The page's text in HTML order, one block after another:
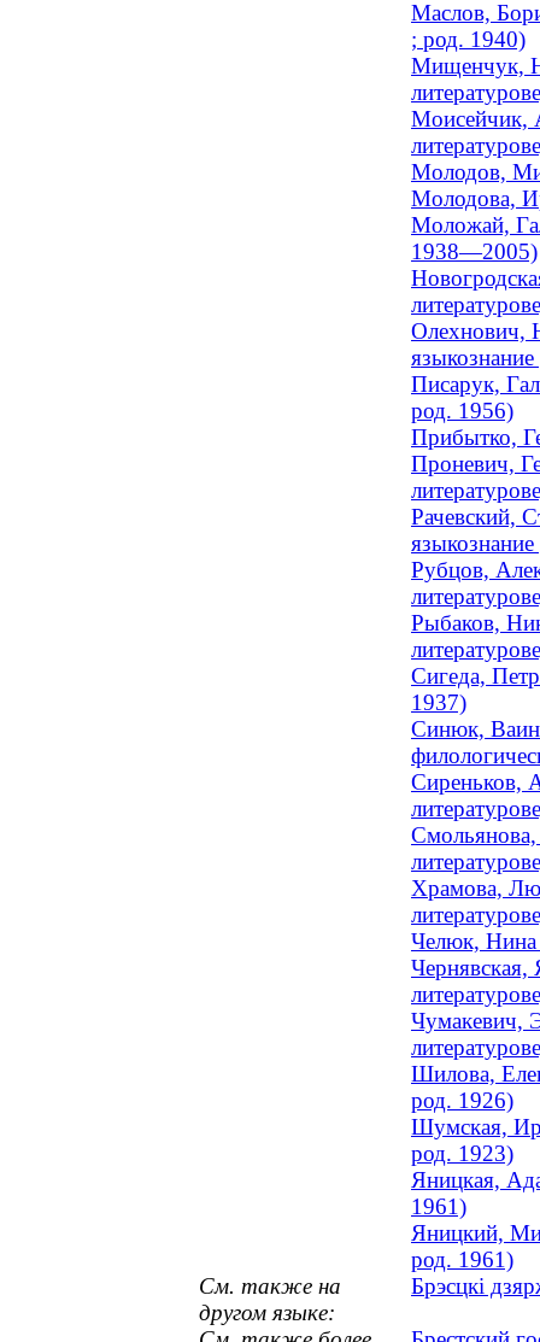
Маслов,
; род. 1940)
Мищенчук,
Моисейчик,
Молодов,
Молодова,
Моложай,
1938—2005)
Олехнович,
Писарук,
род. 1956)
Прибытко,
Проневич,
Рачевский,
Рубцов,
Рыбаков,
Сигеда,
1937)
Синюк,
Сиреньков,
Смольянова,
Храмова,
Челюк, Нина
Чернявская,
Чумакевич,
Шилова,
род. 1926)
Шумская,
род. 1923)
Яницкая,
1961)
Яницкий,
род. 1961)
См. также на
другом языке:
Брэсцкі